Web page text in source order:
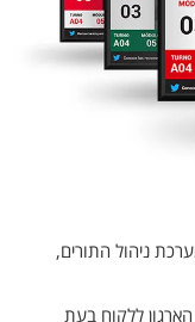
ניהול התורים,
ללקוח בעת